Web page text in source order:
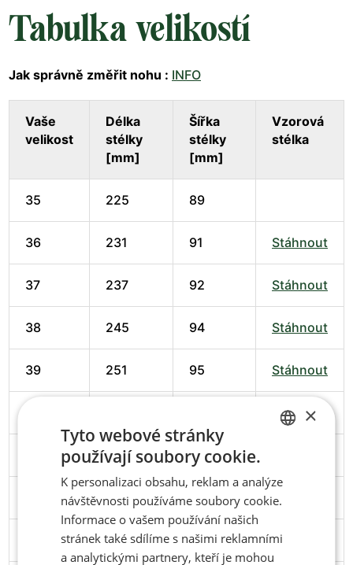
Tabulka velikostí
Jak správně změřit nohu : INFO
Vaše
velikost
Délka
stélky
[mm]
Šířka
stélky
[mm]
Vzorová
stélka
35 225 89
36 231 91 Stáhnout
37 237 92 Stáhnout
38 245 94 Stáhnout
39 251 95 Stáhnout
Stáhnout
266 102
274 102 Stáhnout
279 103 Stáhnout
ENGLISH
×
Tyto webové stránky
používají soubory cookie.
K personalizaci obsahu, reklam a analýze
návštěvnosti používáme soubory cookie.
Informace o vašem používání našich
stránek také sdílíme s našimi reklamními
a analytickými partnery, kteří je mohou